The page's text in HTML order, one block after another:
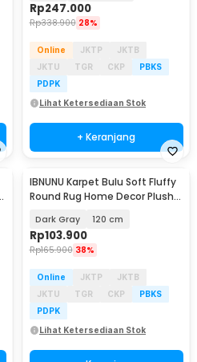
Rp247.000
Rp338.900 28%
Online JKTP
JKTB
JKTU
TGR CKP
PBKS
PDPK
Lihat Ketersediaan Stok
+ Keranjang
IBNUNU Karpet Bulu Soft Fluffy
Round Rug Home Decor Plush
Dark Gray 120 cm
Rp103.900
Rp165.900 38%
Online JKTP
JKTB
JKTU
TGR CKP
PBKS
PDPK
Lihat Ketersediaan Stok